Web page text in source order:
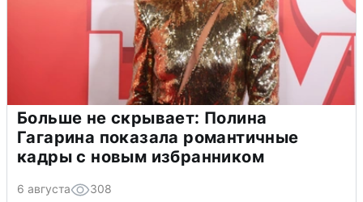
Больше не скрывает: Полина
Гагарина показала романтичные
кадры с новым избранником
6 августа 308